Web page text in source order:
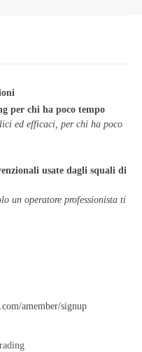
per chi ha poco tempo
ed efficaci, per chi ha poco
usate dagli squali di
un operatore professionista ti
amember/signup